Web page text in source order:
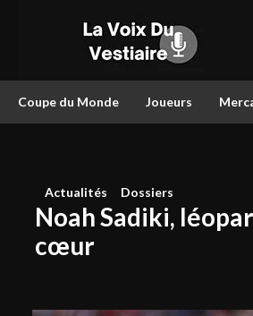
Coupe du Monde Joueurs
Actualités Dossiers
Noah Sadiki,
cœur